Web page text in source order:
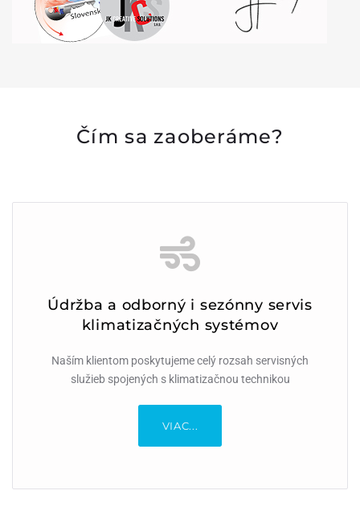
Čím sa zaoberáme?
Údržba a odborný i sezónny servis
klimatizačných systémov
Naším klientom poskytujeme celý rozsah servisných
služieb spojených s klimatizačnou technikou
VIAC...
Údržba a odborný i sezónny servis
klimatizačných systémov​
Naším klientom poskytujeme celý rozsah servisných
služieb spojených s klimatizačnou technikou
VIAC...